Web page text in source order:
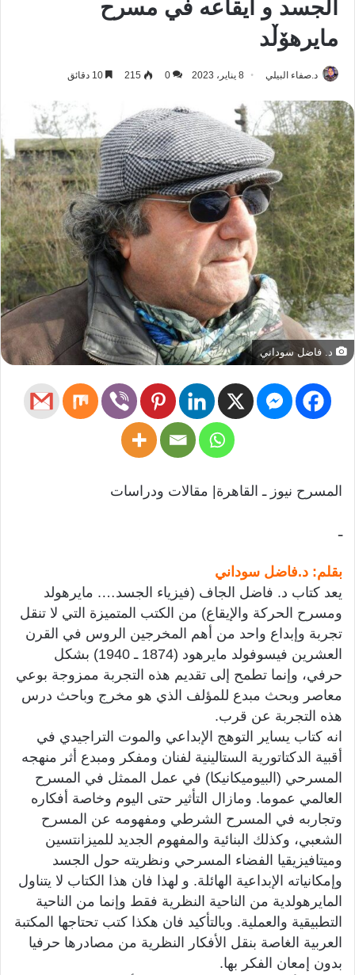
الجسد و ایقاعه في مسرح
مایرهۆڵد
د.صفاء البيلي 8 يناير، 2023 0
215
د. فاضل سوداني
المسرح نيوز ـ القاهرة| مقالات ودراسات
ـ
بقلم: د.فاضل سوداني
يعد كتاب د. فاضل الجاف (فيزياء الجسد…. مايرهولد
ومسرح الحركة والإيقاع) من الكتب المتميزة التي لا تنقل
تجربة وإبداع واحد من أهم المخرجين الروس في القرن
العشرين فيسوفولد مايرهود (1874 ـ 1940) بشكل
حرفي، وإنما تطمح إلى تقديم هذه التجربة ممزوجة بوعي
معاصر وبحث مبدع للمؤلف الذي هو مخرج وباحث درس
هذه التجربة عن قرب.
انه كتاب يساير التوهج الإبداعي والموت التراجيدي في
أقبية الدكتاتورية الستالينية لفنان ومفكر ومبدع أثر منهجه
المسرحي (البيوميكانيكا) في عمل الممثل في المسرح
العالمي عموما. ومازال التأثير حتى اليوم وخاصة أفكاره
وتجاربه في المسرح الشرطي ومفهومه عن المسرح
الشعبي، وكذلك البنائية والمفهوم الجديد للميزانتسين
وميتافيزيقيا الفضاء المسرحي ونظريته حول الجسد
وإمكانياته الإبداعية الهائلة. و لهذا فان هذا الكتاب لا يتناول
المايرهولدية من الناحية النظرية فقط وإنما من الناحية
التطبيقية والعملية. وبالتأكيد فان هكذا كتب تحتاجها المكتبة
العربية الغاصة بنقل الأفكار النظرية من مصادرها حرفيا
بدون إمعان الفكر بها.